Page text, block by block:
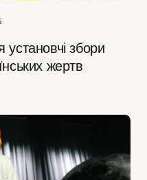
установчі збори
жертв